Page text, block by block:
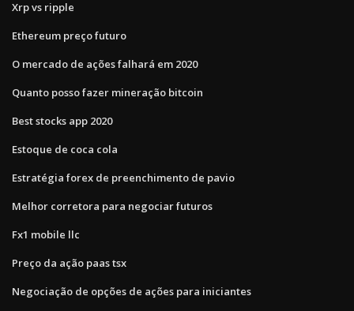
Xrp vs ripple
Ethereum preço futuro
O mercado de ações falhará em 2020
Quanto posso fazer mineração bitcoin
Best stocks app 2020
Estoque de coca cola
Estratégia forex de preenchimento de pavio
Melhor corretora para negociar futuros
Fx1 mobile llc
Preço da ação paas tsx
Negociação de opções de ações para iniciantes